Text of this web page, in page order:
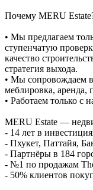
Почему MERU
• Мы предлагаем
ступенчатую
качество
стратегия выхода.
• Мы сопровождаем
меблировка, аренда,
• Работаем только с
MERU Estate —
- 14 лет в
- Пхукет, Паттайя,
- Партнёры в 184
- №1 по продажам
- 50% клиентов